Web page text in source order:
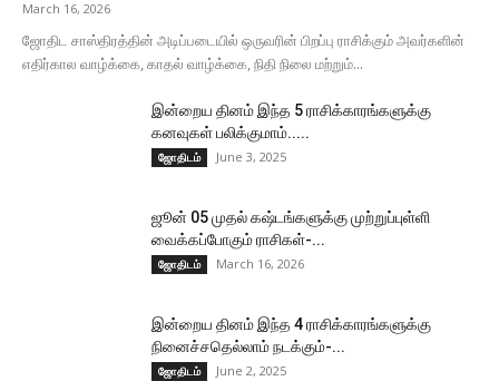
March 16, 2026
ஜோதிட சாஸ்திரத்தின் அடிப்படையில் ஒருவரின் பிறப்பு ராசிக்கும் அவர்களின்
எதிர்கால வாழ்க்கை, காதல் வாழ்க்கை, நிதி நிலை மற்றும்...
இன்றைய தினம் இந்த 5 ராசிக்காரங்களுக்கு
கனவுகள் பலிக்குமாம்.....
ஜோதிடம் June 3, 2025
ஜூன் 05 முதல் கஷ்டங்களுக்கு முற்றுப்புள்ளி
வைக்கப்போகும் ராசிகள்-...
ஜோதிடம் March 16, 2026
இன்றைய தினம் இந்த 4 ராசிக்காரங்களுக்கு
நினைச்சதெல்லாம் நடக்கும்-...
ஜோதிடம் June 2, 2025